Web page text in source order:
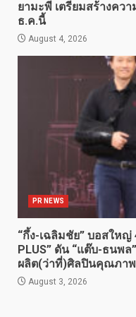
ยามะพี เตรียมสร้างคว
ธ.ค.นี้
August 4, 2026
PR NEWS
“กึ้ง-เฉลิมชัย” บอสใหญ่
PLUS” ดัน “แต๊บ-ธนพล
ผลิต(ว่าที่)ศิลปินคุณภาพ
August 3, 2026